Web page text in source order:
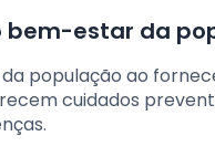
bem-estar da
população ao
cuidados